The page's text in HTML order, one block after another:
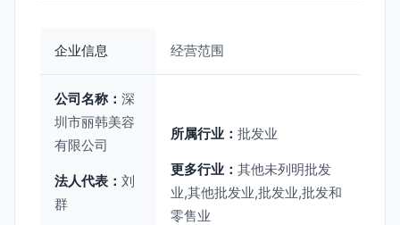
企业信息 经营范围
公司名称： 深
圳市丽韩美容
有限公司
法人代表： 刘
群
所属行业： 批发业
更多行业： 其他未列明批发
业,其他批发业,批发业,批发和
零售业